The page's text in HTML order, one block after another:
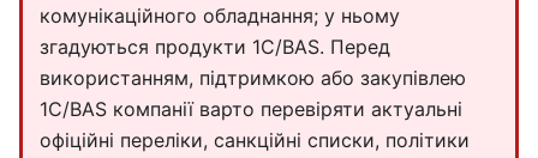
комунікаційного обладнання; у ньому
згадуються продукти 1С/BAS. Перед
використанням, підтримкою або закупівлею
1С/BAS компанії варто перевіряти актуальні
офіційні переліки, санкційні списки, політики